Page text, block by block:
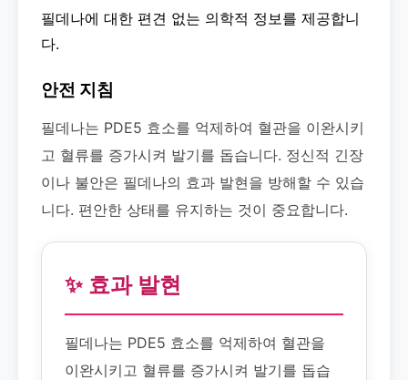
필데나에 대한 편견 없는 의학적 정보를 제공합니
다.
안전 지침
필데나는 PDE5 효소를 억제하여 혈관을 이완시키
고 혈류를 증가시켜 발기를 돕습니다. 정신적 긴장
이나 불안은 필데나의 효과 발현을 방해할 수 있습
니다. 편안한 상태를 유지하는 것이 중요합니다.
✨ 효과 발현
필데나는 PDE5 효소를 억제하여 혈관을
이완시키고 혈류를 증가시켜 발기를 돕습